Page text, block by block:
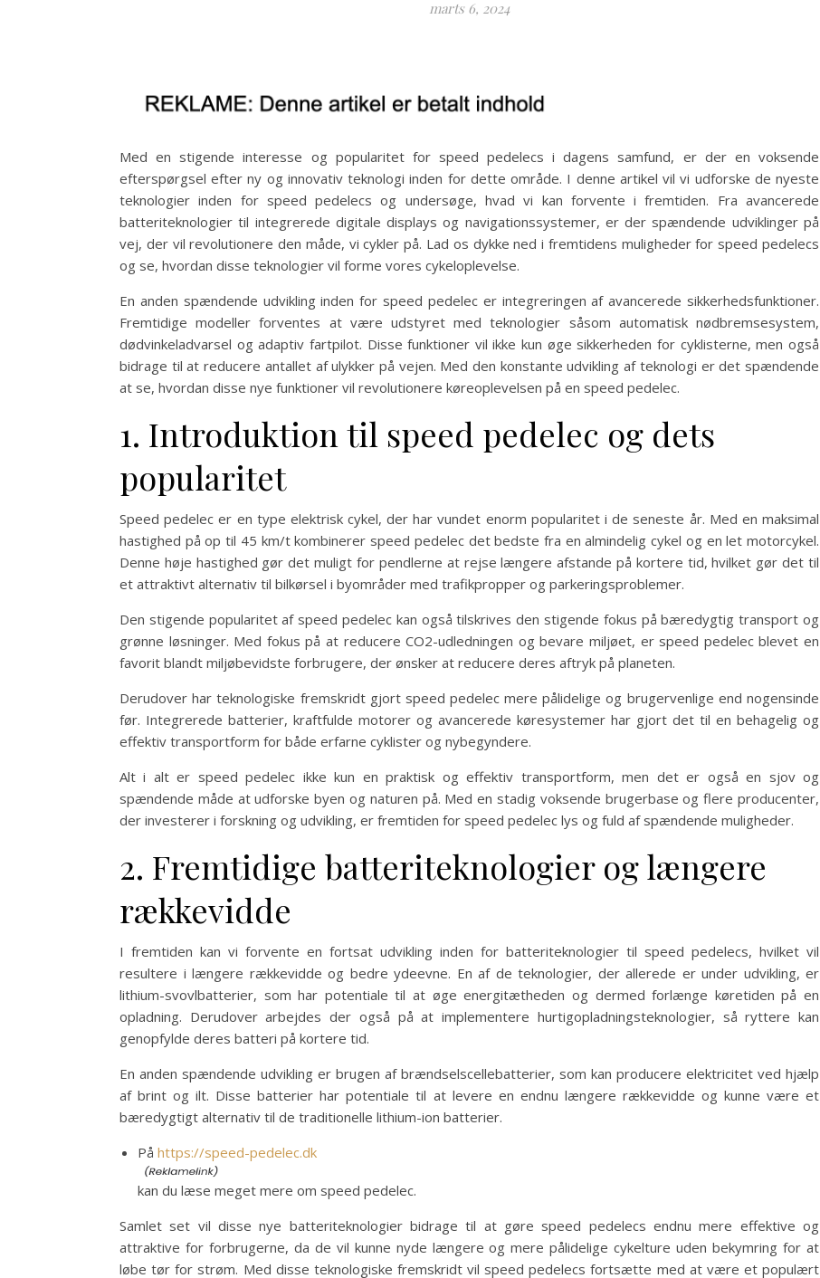
marts 6, 2024
Med en stigende interesse og popularitet for speed pedelecs i dagens samfund, er der en voksende
efterspørgsel efter ny og innovativ teknologi inden for dette område. I denne artikel vil vi udforske de nyeste
teknologier inden for speed pedelecs og undersøge, hvad vi kan forvente i fremtiden. Fra avancerede
batteriteknologier til integrerede digitale displays og navigationssystemer, er der spændende udviklinger på
vej, der vil revolutionere den måde, vi cykler på. Lad os dykke ned i fremtidens muligheder for speed pedelecs
og se, hvordan disse teknologier vil forme vores cykeloplevelse.
En anden spændende udvikling inden for speed pedelec er integreringen af avancerede sikkerhedsfunktioner.
Fremtidige modeller forventes at være udstyret med teknologier såsom automatisk nødbremsesystem,
dødvinkeladvarsel og adaptiv fartpilot. Disse funktioner vil ikke kun øge sikkerheden for cyklisterne, men også
bidrage til at reducere antallet af ulykker på vejen. Med den konstante udvikling af teknologi er det spændende
at se, hvordan disse nye funktioner vil revolutionere køreoplevelsen på en speed pedelec.
1. Introduktion til speed pedelec og dets
popularitet
Speed pedelec er en type elektrisk cykel, der har vundet enorm popularitet i de seneste år. Med en maksimal
hastighed på op til 45 km/t kombinerer speed pedelec det bedste fra en almindelig cykel og en let motorcykel.
Denne høje hastighed gør det muligt for pendlerne at rejse længere afstande på kortere tid, hvilket gør det til
et attraktivt alternativ til bilkørsel i byområder med trafikpropper og parkeringsproblemer.
Den stigende popularitet af speed pedelec kan også tilskrives den stigende fokus på bæredygtig transport og
grønne løsninger. Med fokus på at reducere CO2-udledningen og bevare miljøet, er speed pedelec blevet en
favorit blandt miljøbevidste forbrugere, der ønsker at reducere deres aftryk på planeten.
Derudover har teknologiske fremskridt gjort speed pedelec mere pålidelige og brugervenlige end nogensinde
før. Integrerede batterier, kraftfulde motorer og avancerede køresystemer har gjort det til en behagelig og
effektiv transportform for både erfarne cyklister og nybegyndere.
Alt i alt er speed pedelec ikke kun en praktisk og effektiv transportform, men det er også en sjov og
spændende måde at udforske byen og naturen på. Med en stadig voksende brugerbase og flere producenter,
der investerer i forskning og udvikling, er fremtiden for speed pedelec lys og fuld af spændende muligheder.
2. Fremtidige batteriteknologier og længere
rækkevidde
I fremtiden kan vi forvente en fortsat udvikling inden for batteriteknologier til speed pedelecs, hvilket vil
resultere i længere rækkevidde og bedre ydeevne. En af de teknologier, der allerede er under udvikling, er
lithium-svovlbatterier, som har potentiale til at øge energitætheden og dermed forlænge køretiden på en
opladning. Derudover arbejdes der også på at implementere hurtigopladningsteknologier, så ryttere kan
genopfylde deres batteri på kortere tid.
En anden spændende udvikling er brugen af brændselscellebatterier, som kan producere elektricitet ved hjælp
af brint og ilt. Disse batterier har potentiale til at levere en endnu længere rækkevidde og kunne være et
bæredygtigt alternativ til de traditionelle lithium-ion batterier.
På https://speed-pedelec.dk
kan du læse meget mere om speed pedelec.
Samlet set vil disse nye batteriteknologier bidrage til at gøre speed pedelecs endnu mere effektive og
attraktive for forbrugerne, da de vil kunne nyde længere og mere pålidelige cykelture uden bekymring for at
løbe tør for strøm. Med disse teknologiske fremskridt vil speed pedelecs fortsætte med at være et populært